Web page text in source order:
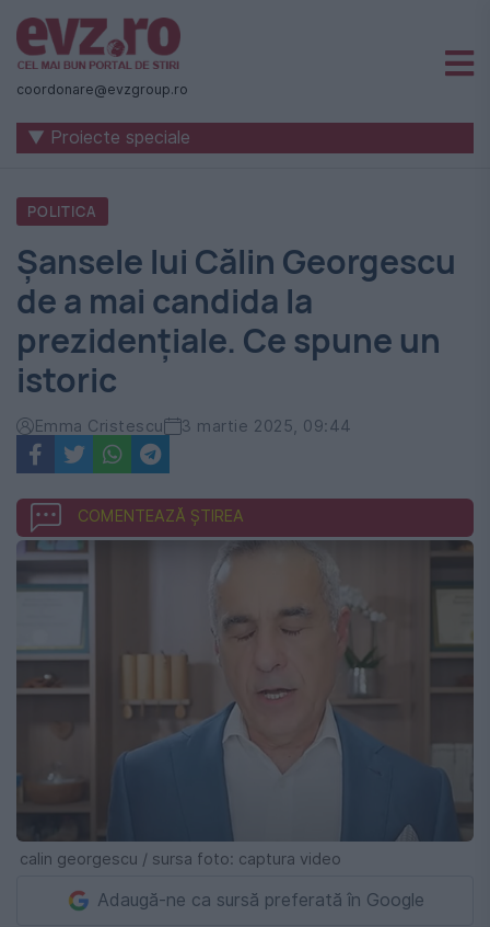
Știri
naționale
internaționale
România
-
Evenimentul
Zilei
coordonare@evzgroup.ro
▼ Proiecte speciale
POLITICA
Șansele lui Călin Georgescu
de a mai candida la
prezidențiale. Ce spune un
istoric
Emma Cristescu 3 martie 2025, 09:44
COMENTEAZĂ ȘTIREA
calin georgescu / sursa foto: captura video
Adaugă-ne ca sursă preferată în Google